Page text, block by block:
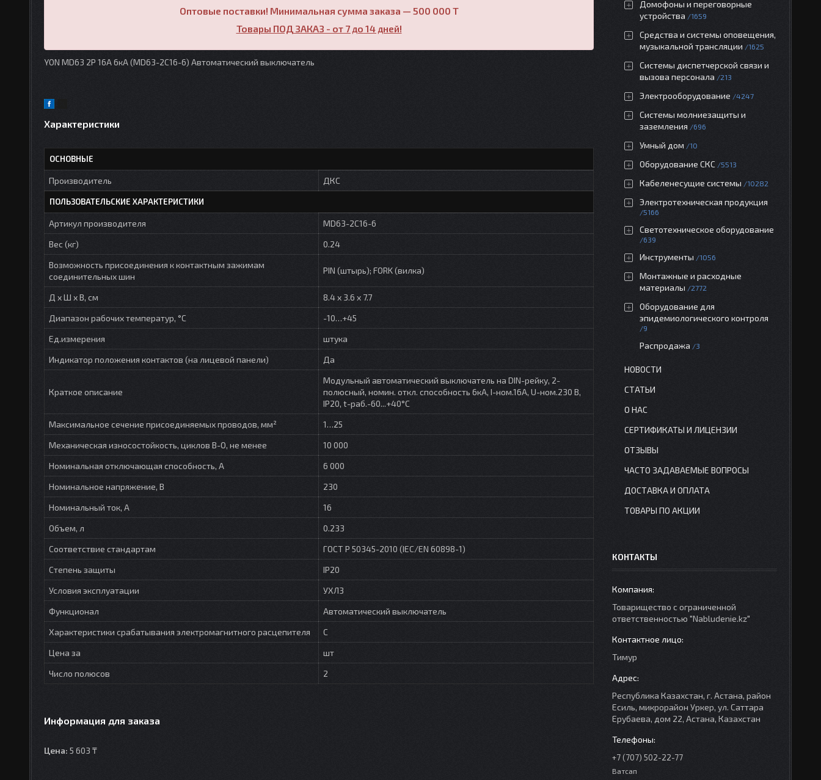
Оптовые поставки! Минимальная сумма заказа — 500 000 T
Товары ПОД ЗАКАЗ - от 7 до 14 дней!
YON MD63 2P 16А 6кА (MD63-2C16-6) Автоматический выключатель
Характеристики
ОСНОВНЫЕ
Производитель ДКС
ПОЛЬЗОВАТЕЛЬСКИЕ ХАРАКТЕРИСТИКИ
Артикул производителя
MD63-2C16-6
Вес (кг)
0.24
Возможность присоединения к контактным зажимам
соединительных шин
PIN (штырь); FORK (вилка)
Д х Ш х В, см
8.4 x 3.6 x 7.7
Диапазон рабочих температур, °С
-10…+45
Ед.измерения
штука
Индикатор положения контактов (на лицевой панели)
Да
Краткое описание
Модульный автоматический выключатель на DIN-рейку, 2-
полюсный, номин. откл. способность 6кА, I-ном.16А, U-ном.230 В,
IP20, t-раб.-60...+40°C
Максимальное сечение присоединяемых проводов, мм²
1…25
Механическая износостойкость, циклов В-О, не менее
10 000
Номинальная отключающая способность, А
6 000
Номинальное напряжение, В
230
Номинальный ток, А
16
Объем, л
0.233
Соответствие стандартам
ГОСТ Р 50345-2010 (IEC/EN 60898-1)
Степень защиты
IP20
Условия эксплуатации
УХЛ3
Функционал
Автоматический выключатель
Характеристики срабатывания электромагнитного расцепителя
C
Цена за
шт
Число полюсов
2
Информация для заказа
Цена: 5 603 ₸
Домофоны и переговорные
устройства
1659
Средства и системы оповещения,
музыкальной трансляции
1625
Системы диспетчерской связи и
вызова персонала
213
Электрооборудование 4247
Системы молниезащиты и
заземления
696
Умный дом 10
Оборудование СКС 5513
Кабеленесущие системы 10282
Электротехническая продукция
5166
Светотехническое оборудование
639
Инструменты 1056
Монтажные и расходные
материалы
2772
Оборудование для
эпидемиологического контроля
9
Распродажа 3
НОВОСТИ
СТАТЬИ
О НАС
СЕРТИФИКАТЫ И ЛИЦЕНЗИИ
ОТЗЫВЫ
ЧАСТО ЗАДАВАЕМЫЕ ВОПРОСЫ
ДОСТАВКА И ОПЛАТА
ТОВАРЫ ПО АКЦИИ
КОНТАКТЫ
Товарищество с ограниченной
ответственностью "Nabludenie.kz"
Тимур
Республика Казахстан, г. Астана, район
Есиль, микрорайон Уркер, ул. Саттара
Ерубаева, дом 22, Астана, Казахстан
+7 (707) 502-22-77
Ватсап